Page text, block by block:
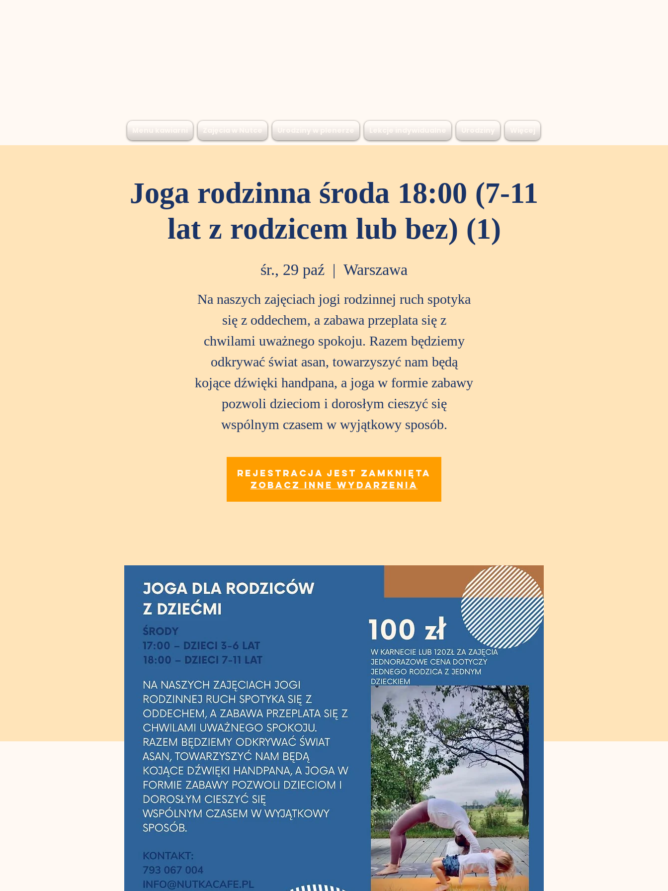
Joga rodzinna środa 18:00 (7-11
lat z rodzicem lub bez) (1)
śr., 29 paź
  |
Warszawa
Na naszych zajęciach jogi rodzinnej ruch spotyka
się z oddechem, a zabawa przeplata się z
chwilami uważnego spokoju. Razem będziemy
odkrywać świat asan, towarzyszyć nam będą
kojące dźwięki handpana, a joga w formie zabawy
pozwoli dzieciom i dorosłym cieszyć się
wspólnym czasem w wyjątkowy sposób.
Rejestracja jest zamknięta
Zobacz inne wydarzenia